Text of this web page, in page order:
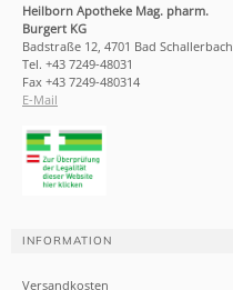
Heilborn Apotheke Mag. pharm.
Burgert KG
Badstraße 12, 4701 Bad Schallerbach
Tel. +43 7249-48031
Fax +43 7249-480314
E-Mail
INFORMATION
Versandkosten